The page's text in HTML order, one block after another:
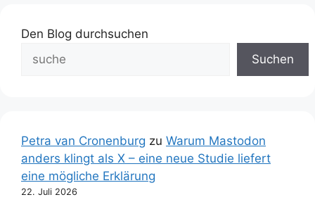
Den Blog durchsuchen
Suchen
Petra van Cronenburg zu Warum Mastodon
anders klingt als X – eine neue Studie liefert
eine mögliche Erklärung
22. Juli 2026